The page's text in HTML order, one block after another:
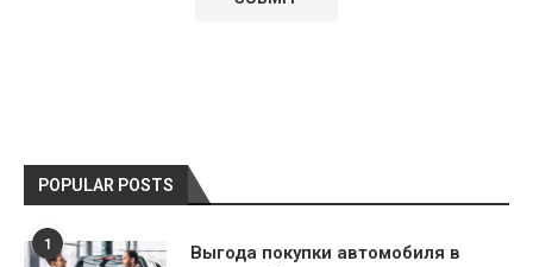
POPULAR POSTS
1
Выгода покупки автомобиля в